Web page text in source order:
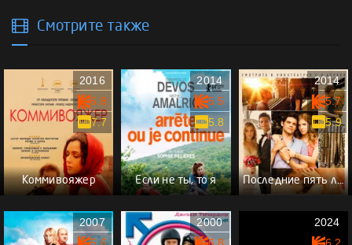
Смотрите также
Коммивояжер
2016
6.8
7.7
Если не ты, то я
2014
5.5
5.8
Последние пять лет
2014
5.7
5.9
2007
2000
2024